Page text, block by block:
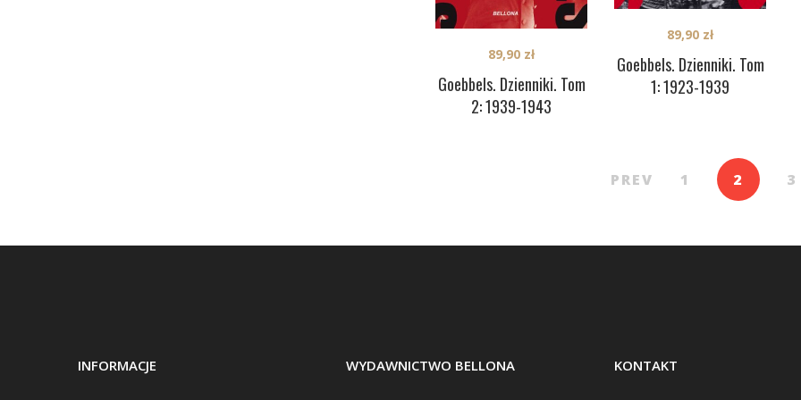
Goebbels. Dzienniki. Tom
2: 1939-1943
89,90 zł
Goebbels. Dzienniki. Tom
1: 1923-1939
89,90 zł
PREV 1 2 3
INFORMACJE WYDAWNICTWO BELLONA KONTAKT